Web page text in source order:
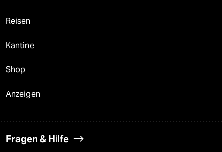
Reisen
Kantine
Shop
Anzeigen
Fragen & Hilfe